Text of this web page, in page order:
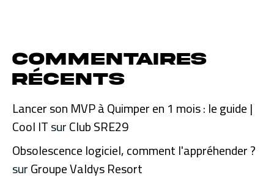
Commentaires
récents
Lancer son MVP à Quimper en 1 mois : le guide |
Cool ITsurClub SRE29
Obsolescence logiciel, comment l'appréhender ?
surGroupe Valdys Resort